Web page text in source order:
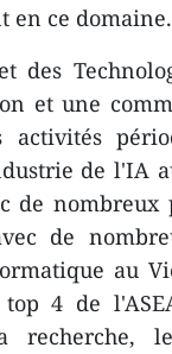
en ce domaine.
des
et une
de l'IA
de
de
au
4 de